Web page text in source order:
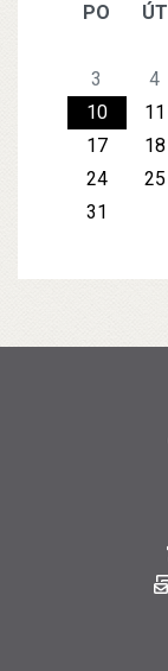
PO ÚT
3
4
10
11
17
18
24
25
31